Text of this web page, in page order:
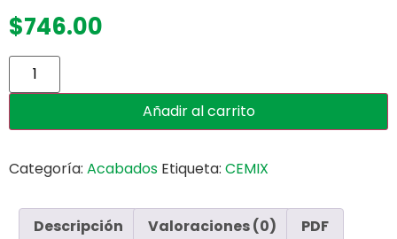
$746.00
Añadir al carrito
Categoría: Acabados Etiqueta: CEMIX
Descripción Valoraciones (0) PDF